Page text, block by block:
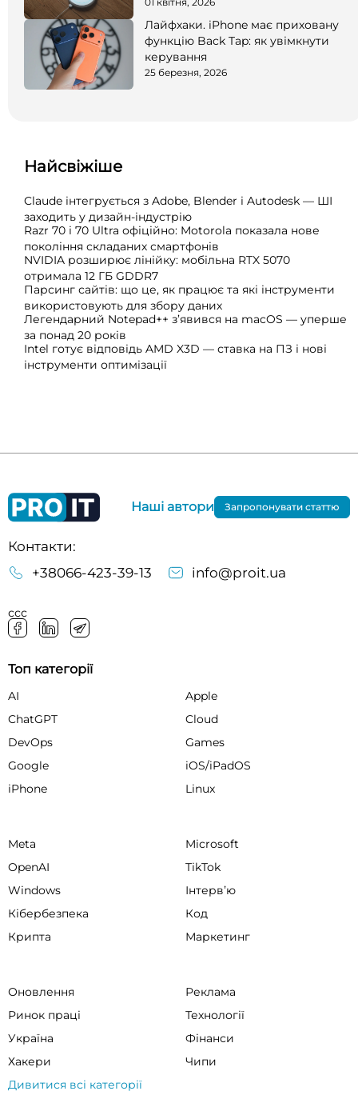
Лайфхаки. iPhone має приховану
функцію Back Tap: як увімкнути
керування
25 березня, 2026
Найсвіжіше
Claude інтегрується з Adobe, Blender і Autodesk — ШІ
заходить у дизайн-індустрію
Razr 70 і 70 Ultra офіційно: Motorola показала нове
покоління складаних смартфонів
NVIDIA розширює лінійку: мобільна RTX 5070
отримала 12 ГБ GDDR7
Парсинг сайтів: що це, як працює та які інструменти
використовують для збору даних
Легендарний Notepad++ з’явився на macOS — уперше
за понад 20 років
Intel готує відповідь AMD X3D — ставка на ПЗ і нові
інструменти оптимізації
Контакти:
+38066-423-39-13
info@proit.ua
ссс
Наші автори Запропонувати статтю
Топ категорії
AI
Apple
ChatGPT
Cloud
DevOps
Games
Google
iOS/iPadOS
iPhone
Linux
Meta
Microsoft
OpenAI
TikTok
Windows
Інтервʼю
Кібербезпека
Код
Крипта
Маркетинг
Оновлення
Реклама
Ринок праці
Технології
Україна
Фінанси
Хакери
Чипи
Дивитися всі категорії